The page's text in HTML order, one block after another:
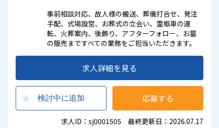
事前相談対応、故人様の搬送、葬儀打合せ、発注
手配、式場設営、お葬式の立会い、霊柩車の運
転、火葬案内、後飾り、アフターフォロー、お墓
の販売まですべての業務をご担当いただきます。
求人詳細を見る
検討中に追加 応募する
求人ID：sj0001505 最終更新日：2026.07.17